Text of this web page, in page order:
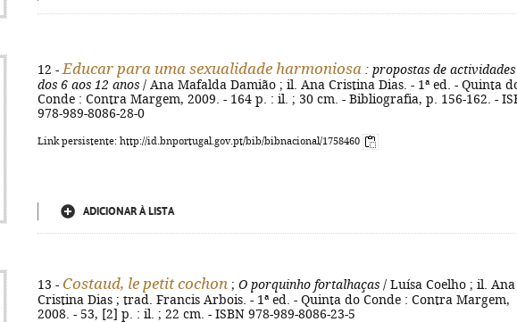
12 - Educar para uma sexualidade harmoniosa : propostas de actividades
dos 6 aos 12 anos / Ana Mafalda Damião ; il. Ana Cristina Dias. - 1ª ed. - Quinta
Conde : Contra Margem, 2009. - 164 p. : il. ; 30 cm. - Bibliografia, p. 156-162. -
978-989-8086-28-0
Link persistente: http://id.bnportugal.gov.pt/bib/bibnacional/1758460
ADICIONAR À LISTA
13 - Costaud, le petit cochon ; O porquinho fortalhaças / Luísa Coelho ; il. Ana
Cristina Dias ; trad. Francis Arbois. - 1ª ed. - Quinta do Conde : Contra Margem,
2008. - 53, [2] p. : il. ; 22 cm. - ISBN 978-989-8086-23-5